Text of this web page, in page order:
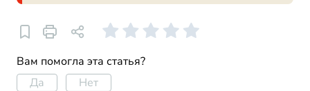
Вам помогла эта статья?
Да
Нет